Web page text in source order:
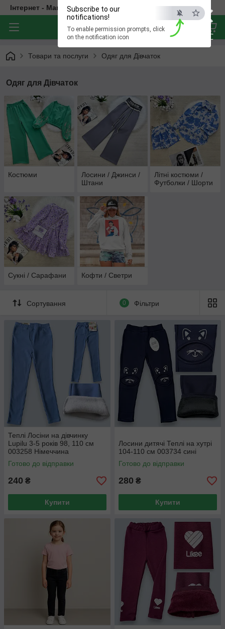
×
ESC
Subscribe to our
notifications!
To enable permission prompts, click
on the notification icon
Інтернет - Магазин Дитячого Одягу
Товари та послуги Одяг для Дівчаток
Одяг для Дівчаток
Костюми
Лосини / Джинси /
Штани
Літні костюми /
Футболки / Шорти
Сукні / Сарафани Кофти / Светри
Сортування 0 Фільтри
Теплі Лосіни на дівчинку
Lupilu 3-5 років 98, 110 см
003258 Німеччина
Готово до відправки
240 ₴
Купити
Лосини дитячі Теплі на хутрі
104-110 см 003734 сині
Готово до відправки
280 ₴
Купити